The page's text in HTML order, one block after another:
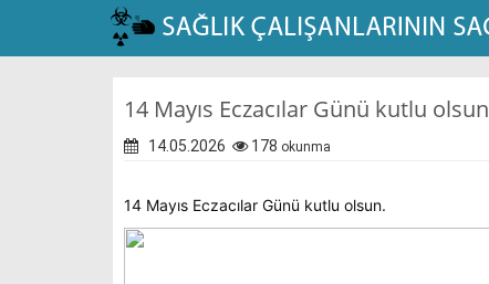
14 Mayıs Eczacılar Günü kutlu olsun
14.05.2026 178 okunma
14 Mayıs Eczacılar Günü kutlu olsun.